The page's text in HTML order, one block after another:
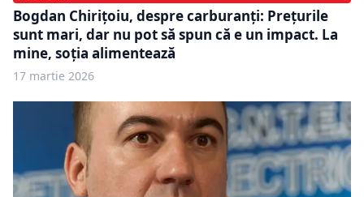
Bogdan Chirițoiu, despre carburanți: Prețurile
sunt mari, dar nu pot să spun că e un impact. La
mine, soția alimentează
17 martie 2026